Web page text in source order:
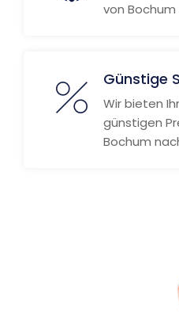
von Bochum
Günstige
Wir bieten
günstigen
Bochum